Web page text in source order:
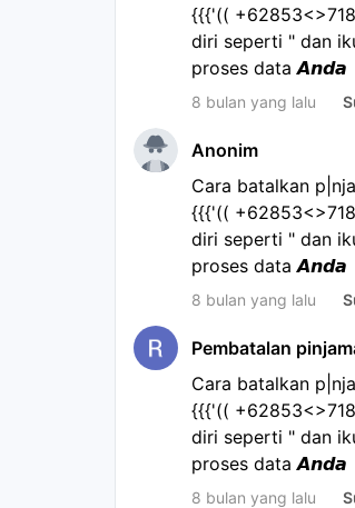
{{{'((
diri seperti " dan
proses data 𝘼𝙣𝙙𝙖
8 bulan yang lalu
Anonim
Cara batalkan
{{{'((
diri seperti " dan
proses data 𝘼𝙣𝙙𝙖
8 bulan yang lalu
Pembatalan
Cara batalkan
{{{'((
diri seperti " dan
proses data 𝘼𝙣𝙙𝙖
8 bulan yang lalu